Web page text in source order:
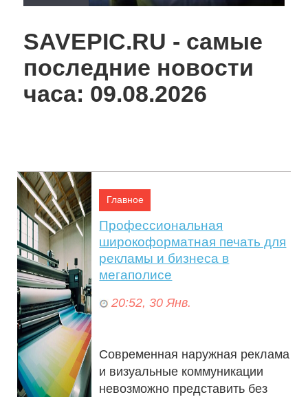
Интернет-магазин AVKStudio —
комплексные решения для стильного
интерьера
22:10, 23 Мар.
SAVEPIC.RU - самые
последние новости
часа: 09.08.2026
Главное
Профессиональная
широкоформатная печать для
рекламы и бизнеса в
мегаполисе
20:52, 30 Янв.
Современная наружная реклама
и визуальные коммуникации
невозможно представить без